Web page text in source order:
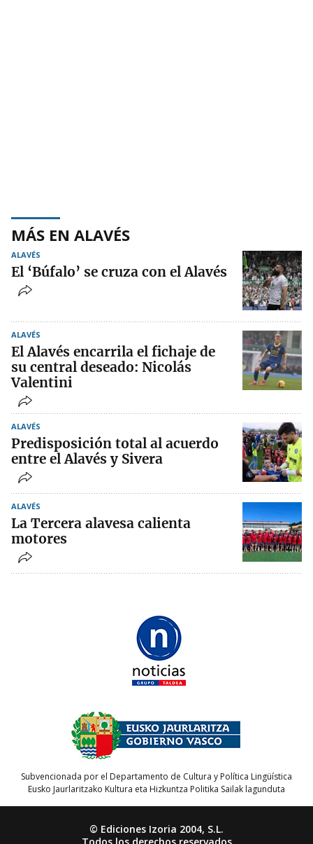
MÁS EN ALAVÉS
ALAVÉS
El ‘Búfalo’ se cruza con el Alavés
ALAVÉS
El Alavés encarrila el fichaje de
su central deseado: Nicolás
Valentini
ALAVÉS
Predisposición total al acuerdo
entre el Alavés y Sivera
ALAVÉS
La Tercera alavesa calienta
motores
Subvencionada por el Departamento de Cultura y Política Lingüística
Eusko Jaurlaritzako Kultura eta Hizkuntza Politika Sailak lagunduta
© Ediciones Izoria 2004, S.L.